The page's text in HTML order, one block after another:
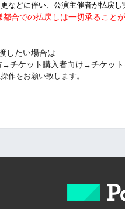
などに伴い、公演主催者が払戻
合での払戻しは一切承ること
したい場合は
→チケット購入者向け →チケッ
作をお願い致します。